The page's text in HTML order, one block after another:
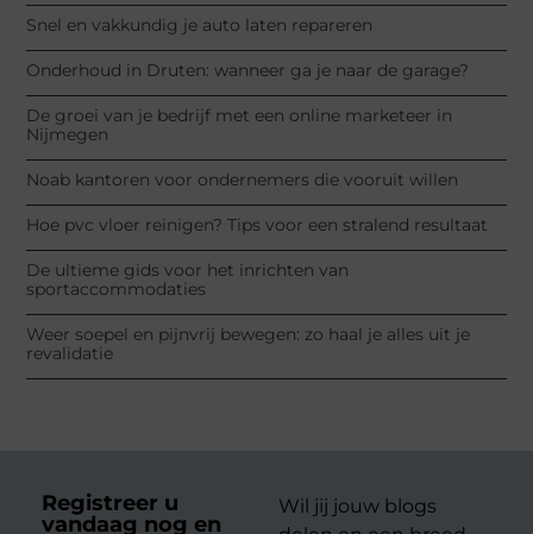
Snel en vakkundig je auto laten repareren
Onderhoud in Druten: wanneer ga je naar de garage?
De groei van je bedrijf met een online marketeer in
Nijmegen
Noab kantoren voor ondernemers die vooruit willen
Hoe pvc vloer reinigen? Tips voor een stralend resultaat
De ultieme gids voor het inrichten van
sportaccommodaties
Weer soepel en pijnvrij bewegen: zo haal je alles uit je
revalidatie
Registreer u
vandaag nog en
Wil jij jouw blogs